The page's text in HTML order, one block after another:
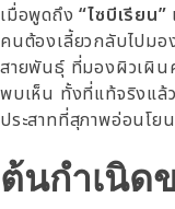
เมื่อพูดถึง“ไซบีเรียน”
คนต้องเลี้ยวกลับไปมอ
สายพันธุ์ ที่มองผิวเผิน
พบเห็น ทั้งที่แท้จริงแล้
ประสาทที่สุภาพอ่อนโย
ต้นกำเนิด